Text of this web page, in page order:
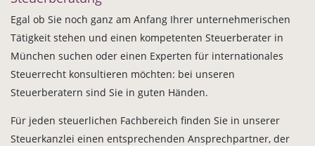
Egal ob Sie noch ganz am Anfang Ihrer unternehmerischen
Tätigkeit stehen und einen kompetenten Steuerberater in
München suchen oder einen Experten für internationales
Steuerrecht konsultieren möchten: bei unseren
Steuerberatern sind Sie in guten Händen.
Für jeden steuerlichen Fachbereich finden Sie in unserer
Steuerkanzlei einen entsprechenden Ansprechpartner, der